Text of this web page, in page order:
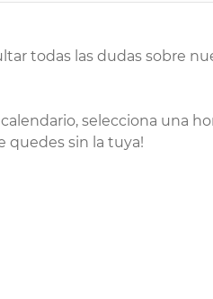
todas las dudas sobre
selecciona una
quedes sin la tuya!